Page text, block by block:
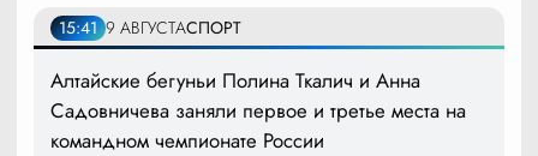
15:41 9 АВГУСТАСПОРТ
Алтайские бегуньи Полина Ткалич и Анна
Садовничева заняли первое и третье места на
командном чемпионате России